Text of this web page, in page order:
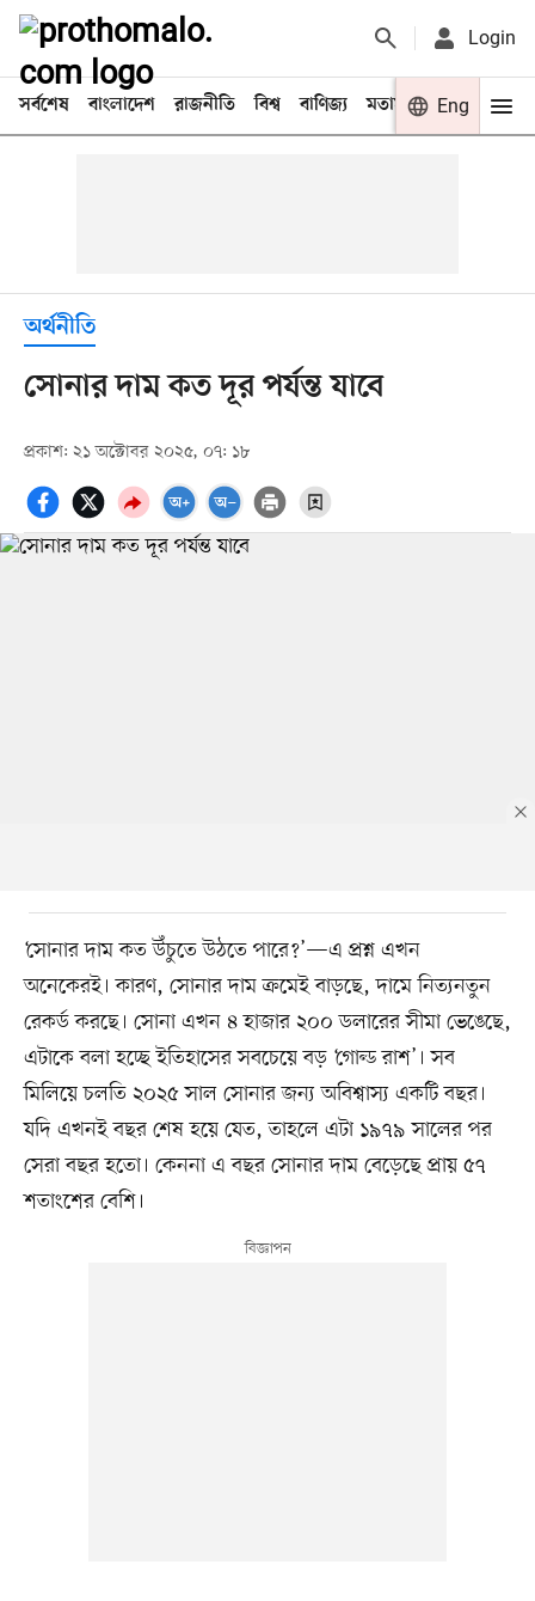
Login
সর্বশেষ বাংলাদেশ রাজনীতি বিশ্ব বাণিজ্য মতামত খেলা
Eng
অর্থনীতি
সোনার দাম কত দূর পর্যন্ত যাবে
প্রকাশ: ২১ অক্টোবর ২০২৫, ০৭: ১৮
‘সোনার দাম কত উঁচুতে উঠতে পারে?’—এ প্রশ্ন এখন
অনেকেরই। কারণ, সোনার দাম ক্রমেই বাড়ছে, দামে নিত্যনতুন
রেকর্ড করছে। সোনা এখন ৪ হাজার ২০০ ডলারের সীমা ভেঙেছে,
এটাকে বলা হচ্ছে ইতিহাসের সবচেয়ে বড় ‘গোল্ড রাশ’। সব
মিলিয়ে চলতি ২০২৫ সাল সোনার জন্য অবিশ্বাস্য একটি বছর।
যদি এখনই বছর শেষ হয়ে যেত, তাহলে এটা ১৯৭৯ সালের পর
সেরা বছর হতো। কেননা এ বছর সোনার দাম বেড়েছে প্রায় ৫৭
শতাংশের বেশি।